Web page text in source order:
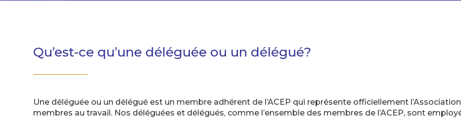
Qu’est-ce qu’une déléguée ou un délégué?
Une déléguée ou un délégué est un membre adhérent de l’ACEP qui représente officiellement
membres au travail. Nos déléguées et délégués, comme l’ensemble des membres de l’ACEP, sont